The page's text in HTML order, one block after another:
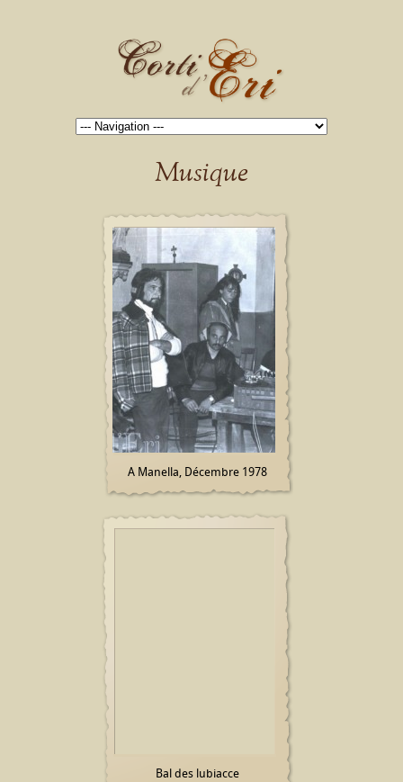
Musique
A Manella, Décembre 1978
Bal des lubiacce